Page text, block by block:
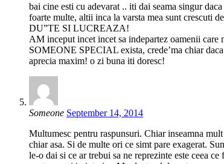
bai cine esti cu adevarat .. iti dai seama singur
foarte multe, altii inca la varsta mea sunt crescuti
DU”TE SI LUCREAZA!
AM inceput incet incet sa indepartez oamenii
SOMEONE SPECIAL exista, crede’ma chiar
aprecia maxim! o zi buna iti doresc!
Someone September 14, 2014
Multumesc pentru raspunsuri. Chiar inseamna
chiar asa. Si de multe ori ce simt pare exagerat.
le-o dai si ce ar trebui sa ne reprezinte este ceea